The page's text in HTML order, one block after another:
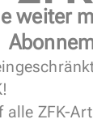
weiter
ZFK-